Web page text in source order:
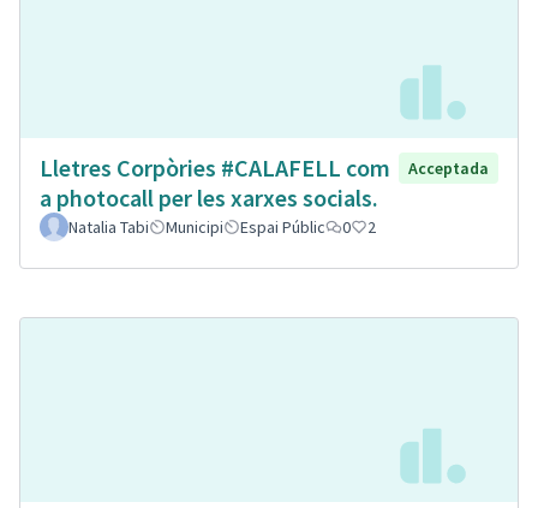
Lletres Corpòries #CALAFELL com
a photocall per les xarxes socials.
Acceptada
Natalia Tabi Municipi Espai Públic 0 2